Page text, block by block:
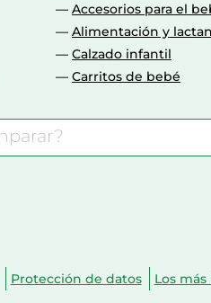
instalados
Accesorios para el
Alimentación y
Calzado infantil
Carritos de bebé
Protección de datos Los